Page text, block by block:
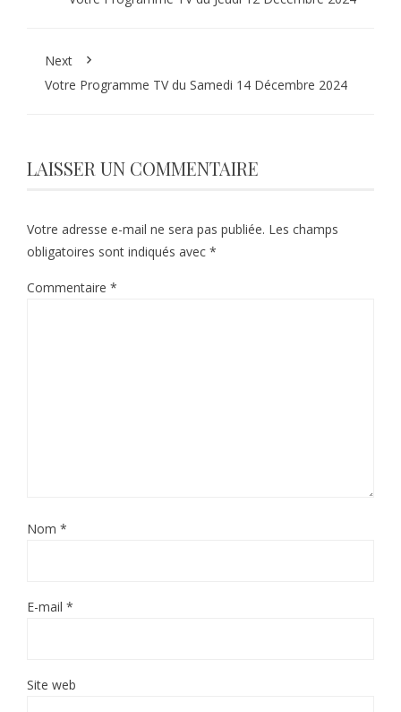
Next
Votre Programme TV du Samedi 14 Décembre 2024
LAISSER UN COMMENTAIRE
Votre adresse e-mail ne sera pas publiée. Les champs
obligatoires sont indiqués avec *
Commentaire *
Nom *
E-mail *
Site web